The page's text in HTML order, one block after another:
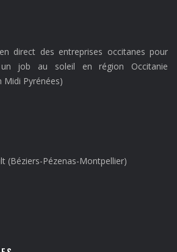
direct des entreprises occitanes pour
job au soleil en région Occitanie
Midi Pyrénées)
(Béziers-Pézenas-Montpellier)